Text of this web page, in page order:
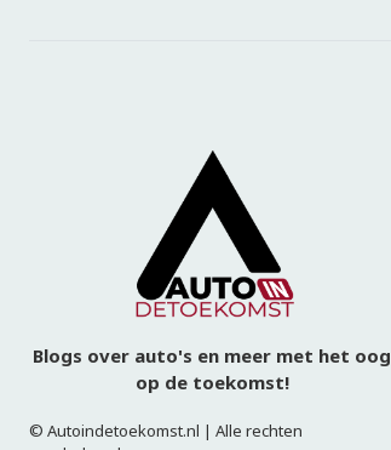
Blogs over auto's en meer met het oog
op de toekomst!
© Autoindetoekomst.nl | Alle rechten